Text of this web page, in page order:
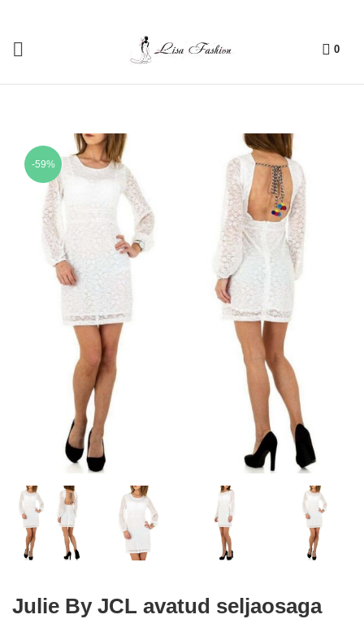
0
-59%
Julie By JCL avatud seljaosaga